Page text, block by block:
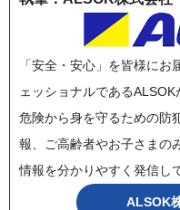
「安全・安心」を皆様に
ェッショナルである
危険から身を守るための防
報、ご高齢者やお子さまの
情報を分かりやすく発信し
ALSOK